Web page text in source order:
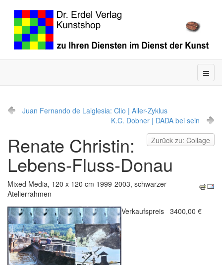
Juan Fernando de Laiglesia: Clio | Aller-Zyklus
K.C. Dobner | DADA bei sein
Zurück zu: Collage
Renate Christin:
Lebens-Fluss-Donau
Mixed Media, 120 x 120 cm 1999-2003, schwarzer
Atelierrahmen
Verkaufspreis 3400,00 €